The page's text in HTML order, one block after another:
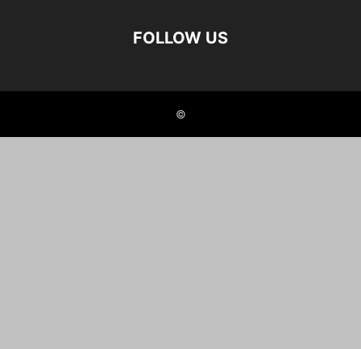
FOLLOW US
©